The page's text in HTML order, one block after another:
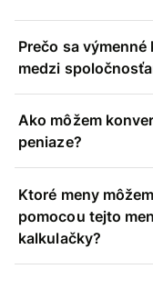
Prečo sa výmenné
medzi
Ako môžem
peniaze?
Ktoré meny
pomocou tejto
kalkulačky?